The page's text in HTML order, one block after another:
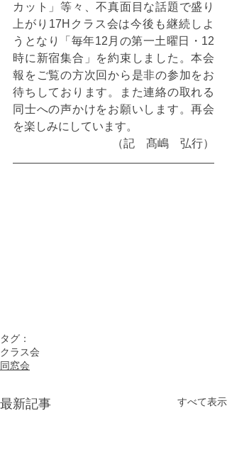
カット」等々、不真面目な話題で盛り
上がり17Hクラス会は今後も継続しよ
うとなり「毎年12月の第一土曜日・12
時に新宿集合」を約束しました。本会
報をご覧の方次回から是非の参加をお
待ちしております。また連絡の取れる
同士への声かけをお願いします。再会
を楽しみにしています。
（記　髙嶋　弘行）
タグ：
クラス会
同窓会
最新記事 すべて表示